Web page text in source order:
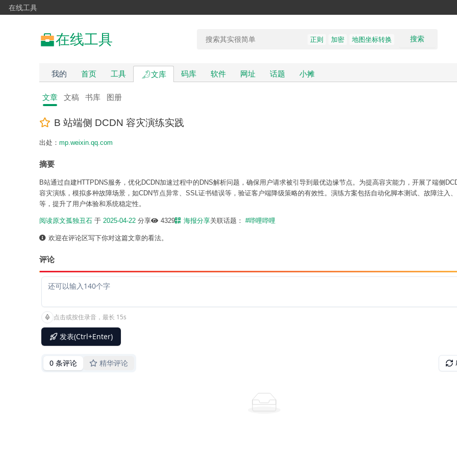
在线工具
在线工具 搜索
正则 加密 地图坐标转换
我的 首页 工具 文库 码库 软件 网址 话题 小摊
文章 文稿 书库 图册
B 站端侧 DCDN 容灾演练实践
出处： mp.weixin.qq.com
摘要
B站通过自建HTTPDNS服务，优化DCDN加速过程中的DNS解析问题，确保用户请求被引导到最优边缘节点。为提高容灾能力，开展了端侧
容灾演练，模拟多种故障场景，如CDN节点异常、SSL证书错误等，验证客户端降级策略的有效性。演练方案包括自动化脚本测试、故障注入
等，提升了用户体验和系统稳定性。
阅读原文孤独丑石 于 2025-04-22 分享 4329 海报分享关联话题： #哔哩哔哩
欢迎在评论区写下你对这篇文章的看法。
评论